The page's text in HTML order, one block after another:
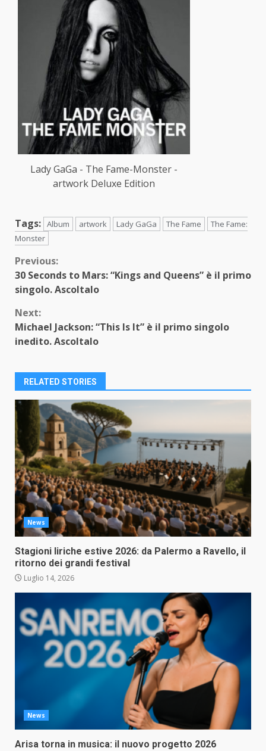
Lady GaGa - The Fame-Monster -
artwork Deluxe Edition
Tags: Album artwork Lady GaGa The Fame
The Fame:
Monster
Continue
Reading
Previous:
30 Seconds to Mars: “Kings and Queens” è il primo
singolo. Ascoltalo
Next:
Michael Jackson: “This Is It” è il primo singolo
inedito. Ascoltalo
RELATED STORIES
News
Stagioni liriche estive 2026: da Palermo a Ravello, il
ritorno dei grandi festival
Luglio 14, 2026
News
Arisa torna in musica: il nuovo progetto 2026